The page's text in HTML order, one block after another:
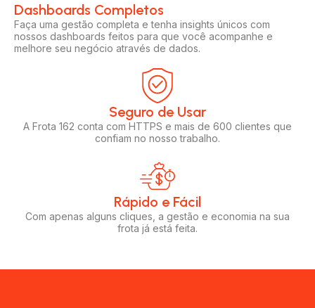
Dashboards Completos​​
Faça uma gestão completa e tenha insights únicos com
nossos dashboards feitos para que você acompanhe e
melhore seu negócio através de dados.
Seguro de Usar​
A Frota 162 conta com HTTPS e mais de 600 clientes que
confiam no nosso trabalho.
Rápido e Fácil​
Com apenas alguns cliques, a gestão e economia na sua
frota já está feita.